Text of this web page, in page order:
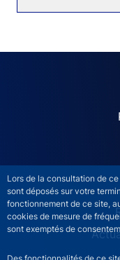
Lors de la consultation de
sont déposés sur votre
fonctionnement de ce site,
cookies de mesure de
sont exemptés de
ACPR